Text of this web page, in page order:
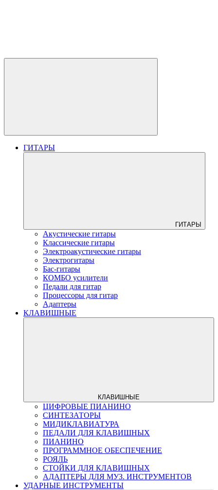
ГИТАРЫ
ГИТАРЫ
Акустические гитары
Классические гитары
Электроакустические гитары
Электрогитары
Бас-гитары
КОМБО усилители
Педали для гитар
Процессоры для гитар
Адаптеры
КЛАВИШНЫЕ
КЛАВИШНЫЕ
ЦИФРОВЫЕ ПИАНИНО
СИНТЕЗАТОРЫ
МИДИКЛАВИАТУРА
ПЕДАЛИ ДЛЯ КЛАВИШНЫХ
ПИАНИНО
ПРОГРАММНОЕ ОБЕСПЕЧЕНИЕ
РОЯЛЬ
СТОЙКИ ДЛЯ КЛАВИШНЫХ
АДАПТЕРЫ ДЛЯ МУЗ. ИНСТРУМЕНТОВ
УДАРНЫЕ ИНСТРУМЕНТЫ